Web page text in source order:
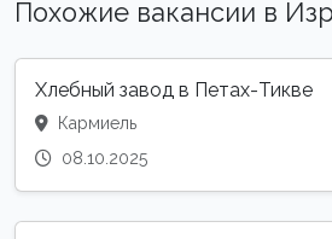
Похожие вакансии в
Хлебный завод в Петах-Тикве
Кармиель
08.10.2025